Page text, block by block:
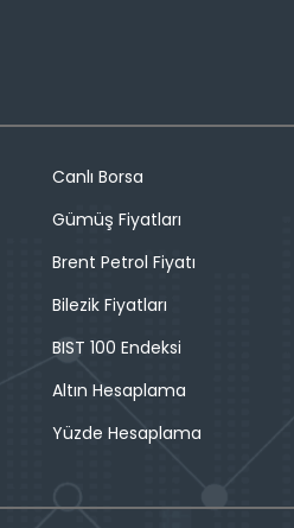
Canlı Borsa
Gümüş Fiyatları
Brent Petrol Fiyatı
Bilezik Fiyatları
BIST 100 Endeksi
Altın Hesaplama
Yüzde Hesaplama